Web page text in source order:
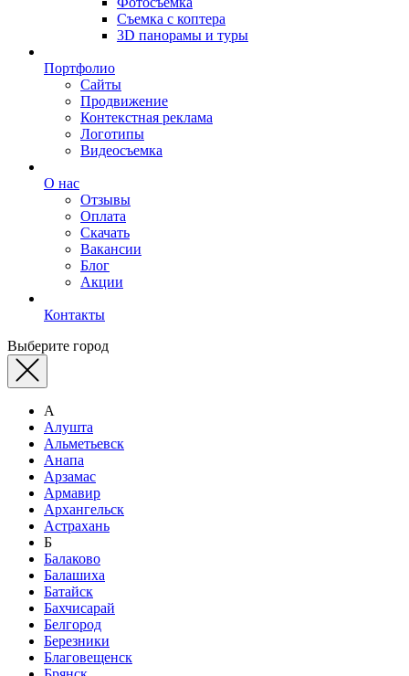
Съемка с коптера
3D панорамы и туры
Портфолио
Сайты
Продвижение
Контекстная реклама
Логотипы
Видеосъемка
О нас
Отзывы
Оплата
Скачать
Вакансии
Блог
Акции
Контакты
Выберите город
А
Алушта
Альметьевск
Анапа
Арзамас
Армавир
Архангельск
Астрахань
Б
Балаково
Балашиха
Батайск
Бахчисарай
Белгород
Березники
Благовещенск